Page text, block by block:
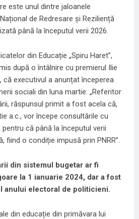
este unul dintre jaloanele
de Redresare și Reziliență
până la începutul verii 2026.
din Educație „Spiru Haret”,
după o întâlnire cu premierul Ilie
că executivul a anunțat începerea
sociali din luna martie: „Referitor
răspunsul primit a fost acela că,
a.c., vor începe consultările cu
că până la începutul verii
fiind o condiție impusă prin PNRR”.
din sistemul bugetar ar fi
la 1 ianuarie 2024, dar a fost
anului electoral de politicieni.
din educație din primăvara lui